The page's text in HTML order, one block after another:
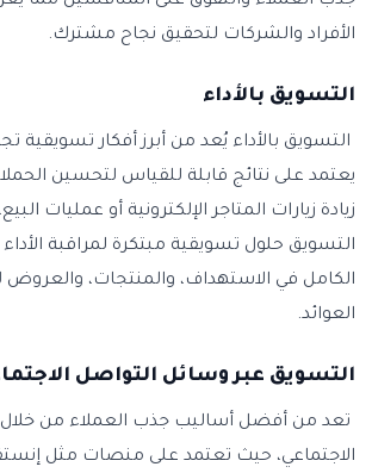
الأفراد والشركات لتحقيق نجاح مشترك.
التسويق بالأداء
التسويق بالأداء يُعد من أبرز أفكار تسويقية
يعتمد على نتائج قابلة للقياس لتحسين
زيادة زيارات المتاجر الإلكترونية أو عمليات
التسويق حلول تسويقية مبتكرة لمراقبة
الكامل في الاستهداف، والمنتجات،
العوائد.
التسويق عبر وسائل التواصل
تعد من أفضل أساليب جذب العملاء من
الاجتماعي، حيث تعتمد على منصات مثل